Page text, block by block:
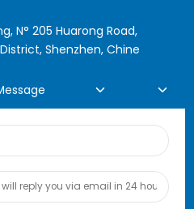
N° 205 Huarong Road,
Shenzhen, Chine